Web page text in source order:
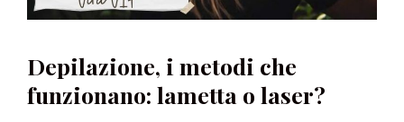
Depilazione, i metodi che
funzionano: lametta o laser?